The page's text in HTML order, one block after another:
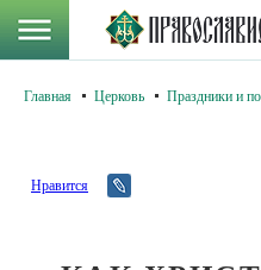
Главная Церковь Праздники и
Нравится